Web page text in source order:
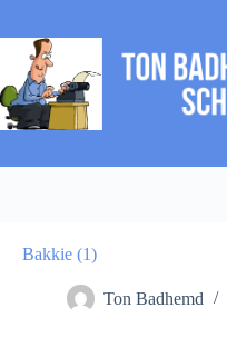
inhoud
Bakkie (1)
Ton Badhemd